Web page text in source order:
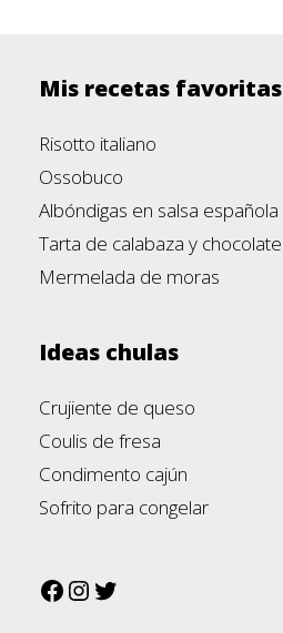
Mis recetas favoritas
Risotto italiano
Ossobuco
Albóndigas en salsa española
Tarta de calabaza y chocolate
Mermelada de moras
Ideas chulas
Crujiente de queso
Coulis de fresa
Condimento cajún
Sofrito para congelar